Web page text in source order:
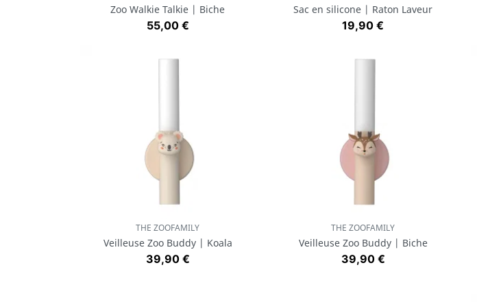
Zoo Walkie Talkie | Biche
Prix
55,00 €
Sac en silicone | Raton Laveur
Prix
19,90 €
 Aperçu rapide
THE ZOOFAMILY
Veilleuse Zoo Buddy | Koala
Prix
39,90 €
 Aperçu rapide
THE ZOOFAMILY
Veilleuse Zoo Buddy | Biche
Prix
39,90 €